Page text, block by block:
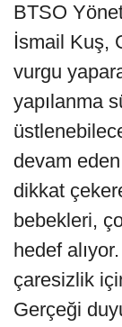
BTSO
İsmail Kuş,
vurgu
yapılanma
devam
dikkat
bebekleri,
hedef
çaresizlik
Gerçeği